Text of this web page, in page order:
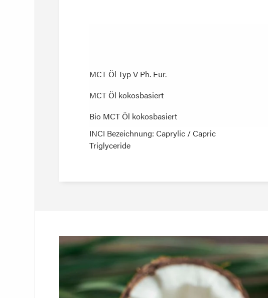
MCT Öl Typ V Ph. Eur.
MCT Öl kokosbasiert
Bio MCT Öl kokosbasiert
MCT Öl Typ V Ph. Eur.
MCT Öl kokosbasiert
Bio MCT Öl kokosbasiert
INCI Bezeichnung: Caprylic / Capric
Triglyceride